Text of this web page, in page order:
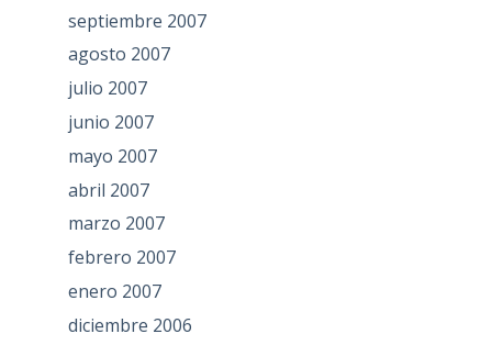
septiembre 2007
agosto 2007
julio 2007
junio 2007
mayo 2007
abril 2007
marzo 2007
febrero 2007
enero 2007
diciembre 2006